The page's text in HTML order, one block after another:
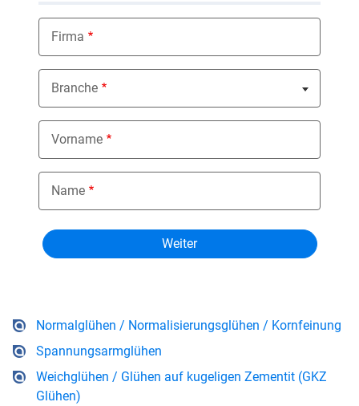
Normalglühen / Normalisierungsglühen / Kornfeinung
Spannungsarmglühen
Weichglühen / Glühen auf kugeligen Zementit (GKZ
Glühen)
Firma
Branche
Nothing selected
Vorname
Name